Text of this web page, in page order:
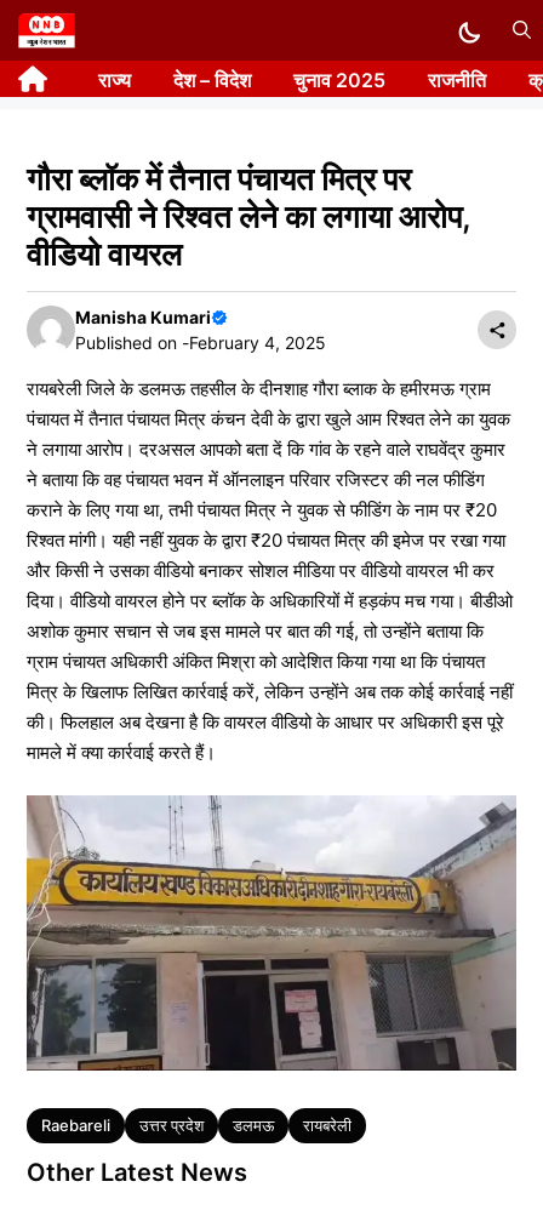
Skip
to
content राज्य देश – विदेश चुनाव 2025 राजनीति
गौरा ब्लॉक में तैनात पंचायत मित्र पर
ग्रामवासी ने रिश्वत लेने का लगाया आरोप,
वीडियो वायरल
Manisha Kumari
Published on -February 4, 2025
रायबरेली जिले के डलमऊ तहसील के दीनशाह गौरा ब्लाक के हमीरमऊ ग्राम
पंचायत में तैनात पंचायत मित्र कंचन देवी के द्वारा खुले आम रिश्वत लेने का युवक
ने लगाया आरोप। दरअसल आपको बता दें कि गांव के रहने वाले राघवेंद्र कुमार
ने बताया कि वह पंचायत भवन में ऑनलाइन परिवार रजिस्टर की नल फीडिंग
कराने के लिए गया था, तभी पंचायत मित्र ने युवक से फीडिंग के नाम पर ₹20
रिश्वत मांगी। यही नहीं युवक के द्वारा ₹20 पंचायत मित्र की इमेज पर रखा गया
और किसी ने उसका वीडियो बनाकर सोशल मीडिया पर वीडियो वायरल भी कर
दिया। वीडियो वायरल होने पर ब्लॉक के अधिकारियों में हड़कंप मच गया। बीडीओ
अशोक कुमार सचान से जब इस मामले पर बात की गई, तो उन्होंने बताया कि
ग्राम पंचायत अधिकारी अंकित मिश्रा को आदेशित किया गया था कि पंचायत
मित्र के खिलाफ लिखित कार्रवाई करें, लेकिन उन्होंने अब तक कोई कार्रवाई नहीं
की। फिलहाल अब देखना है कि वायरल वीडियो के आधार पर अधिकारी इस पूरे
मामले में क्या कार्रवाई करते हैं।
Tags
Raebareli उत्तर प्रदेश डलमऊ रायबरेली
Other Latest News